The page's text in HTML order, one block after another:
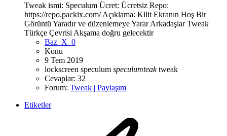
Tweak ismi: Speculum Ücret: Ücretsiz Repo:
https://repo.packix.com/ Açıklama: Kilit Ekranın Hoş Bir
Görüntü Yaradır ve düzenlemeye Yarar Arkadaşlar Tweak
Türkçe Çevrisi Akşama doğru gelecektir
Baz_X_0
Konu
9 Tem 2019
lockscreen speculum speculumteak tweak
Cevaplar: 32
Forum: Tweak | Paylaşım
Etiketler